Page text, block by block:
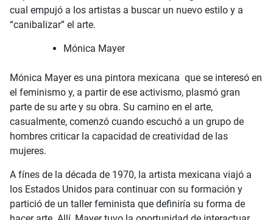
cual empujó a los artistas a buscar un nuevo estilo y a
“canibalizar” el arte.
Mónica Mayer
Mónica Mayer es una pintora mexicana que se interesó en
el feminismo y, a partir de ese activismo, plasmó gran
parte de su arte y su obra. Su camino en el arte,
casualmente, comenzó cuando escuchó a un grupo de
hombres criticar la capacidad de creatividad de las
mujeres.
A fínes de la década de 1970, la artista mexicana viajó a
los Estados Unidos para continuar con su formación y
partició de un taller feminista que definiría su forma de